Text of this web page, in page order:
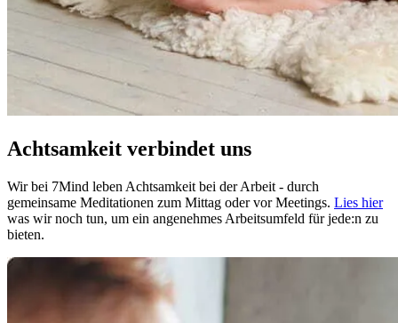
Achtsamkeit verbindet uns
Wir bei 7Mind leben Achtsamkeit bei der Arbeit - durch
gemeinsame Meditationen zum Mittag oder vor Meetings. Lies hier
was wir noch tun, um ein angenehmes Arbeitsumfeld für jede:n zu
bieten.